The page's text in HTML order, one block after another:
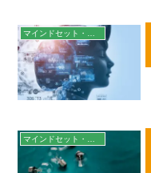
マインドセット・習慣